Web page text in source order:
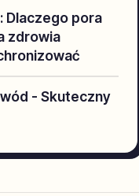
Dlaczego pora
zdrowia
- Skuteczny